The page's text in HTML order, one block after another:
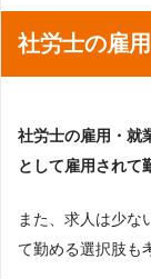
社労士の雇
社労士の雇用・就
として雇用されて
また、求人は少な
て勤める選択肢も